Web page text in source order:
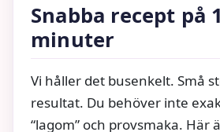
Snabba recept på
minuter
Vi håller det busenkelt. Små
resultat. Du behöver inte
“lagom” och provsmaka. Här